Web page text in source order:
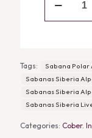
Lila
Tags: Sabana Polar
Sabanas Siberia
Sabanas Siberia
Sabanas Siberia
Categories: Cober.